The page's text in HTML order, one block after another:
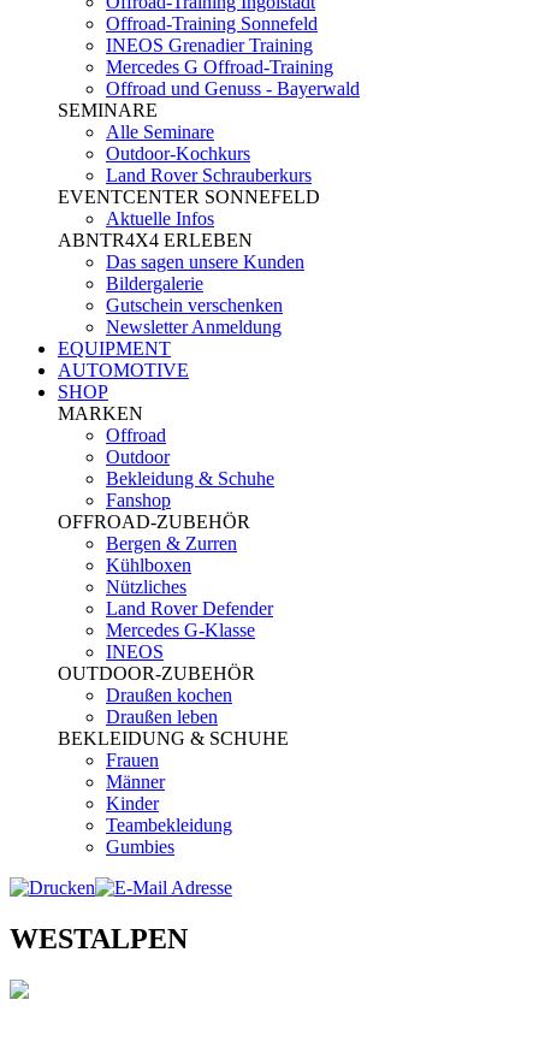
Offroad-Training Sonnefeld
INEOS Grenadier Training
Mercedes G Offroad-Training
Offroad und Genuss - Bayerwald
SEMINARE
Alle Seminare
Outdoor-Kochkurs
Land Rover Schrauberkurs
EVENTCENTER SONNEFELD
Aktuelle Infos
ABNTR4X4 ERLEBEN
Das sagen unsere Kunden
Bildergalerie
Gutschein verschenken
Newsletter Anmeldung
EQUIPMENT
AUTOMOTIVE
SHOP
MARKEN
Offroad
Outdoor
Bekleidung & Schuhe
Fanshop
OFFROAD-ZUBEHÖR
Bergen & Zurren
Kühlboxen
Nützliches
Land Rover Defender
Mercedes G-Klasse
INEOS
OUTDOOR-ZUBEHÖR
Draußen kochen
Draußen leben
BEKLEIDUNG & SCHUHE
Frauen
Männer
Kinder
Teambekleidung
Gumbies
WESTALPEN